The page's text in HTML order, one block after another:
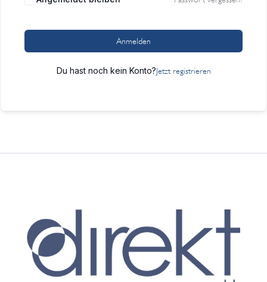
Anmelden
Du hast noch kein Konto?Jetzt registrieren